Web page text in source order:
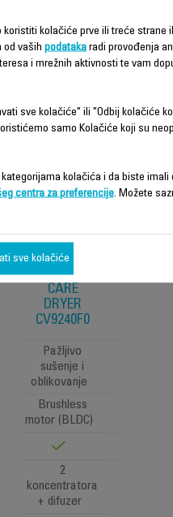
Poređenje
SCALP
CARE
DRYER
CV9240F0
Pažljivo
sušenje i
oblikovanje
Brushless
motor (BLDC)
2
koncentratora
+ difuzer
koristiti kolačiće prve ili treće strane
od vaših podataka radi provođenja
i mrežnih aktivnosti te vam
sve kolačiće" ili "Odbij kolačiće
samo Kolačiće koji su
kolačića i da biste imali
centra za preferencije. Možete
sve kolačiće